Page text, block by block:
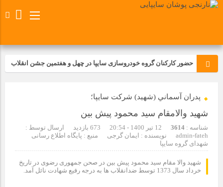
حضور کارکنان گروه خودروسازی سایپا در چهل و هفتمین جشن انقلاب
تجدید بیعت کارکنان شرکت پارس خودرو با آرمان های رهبر کبیر و فقید
انقلاب اسلامی ایران
مسابقات ورزشی در مگاموتوربا استقبال کارکنان برگزار شد
مراسم عزاداری و ذکرمصیبت سالروز شهادت امام محمدتقی(ع) در
پدران آسماني (شهيد) شركت سايپا؛
شهید والامقام سید محمود پیش بین
شناسه : 3614 12 تیر 1400 - 20:54
ارسال توسط :
admin-fateh
نویسنده : ایمان گرجی
منبع : پایگاه اطلاع رسانی
شهدای گروه سایپا
شهید والا مقام سید محمود پیش بین در صحن جمهوری رضوی در تاریخ
خرداد سال 1373 توسط ضدانقلاب ها به درجه رفیع شهادت نائل آمد.